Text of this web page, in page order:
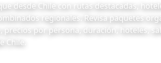
desde Chile con rutas destacadas,
regionales. Revisa paquetes
precios por persona, duración, hoteles,
Chile.